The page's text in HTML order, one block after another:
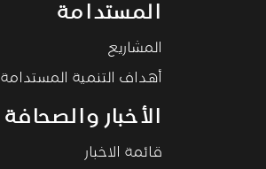
المشاريع
أهداف التنمية المستدامة
المستدامة
قائمة الاخبار
الأخبار والصحافة